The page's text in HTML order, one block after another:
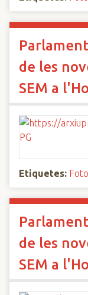
de les
SEM a
Etiquetes:
de les
SEM a